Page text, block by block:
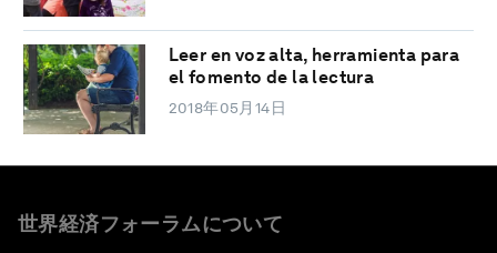
Leer en voz alta, herramienta para
el fomento de la lectura
2018年05月14日
世界経済フォーラムについて